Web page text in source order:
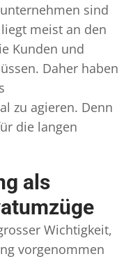
sind
meist an den
Kunden und
Daher haben
zu agieren. Denn
die langen
als
Wichtigkeit,
vorgenommen